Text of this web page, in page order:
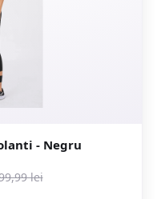
- Negru
lei